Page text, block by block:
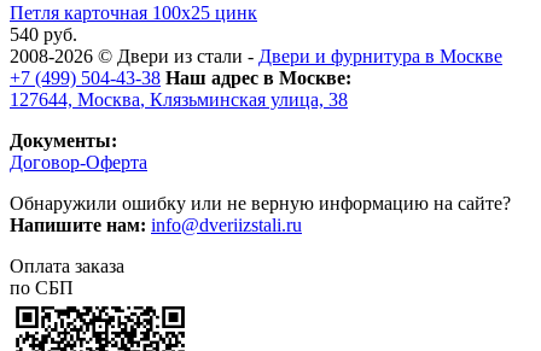
Петля карточная 100x25 цинк
540 руб.
2008-2026 © Двери из стали - Двери и фурнитура в Москве
+7 (499) 504-43-38 Наш адрес в Москве:
127644, Москва, Клязьминская улица, 38
Документы:
Договор-Оферта
Обнаружили ошибку или не верную информацию на сайте?
Напишите нам: info@dveriizstali.ru
Оплата заказа
по СБП